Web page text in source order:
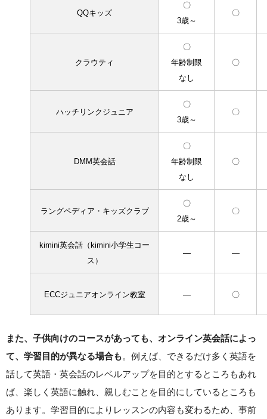
QQキッズ
〇
3歳～
〇
クラウティ
〇
年齢制限
なし
〇
ハッチリンクジュニア
〇
3歳～
〇
DMM英会話
〇
年齢制限
なし
〇
ラングペディア・キッズクラブ
〇
2歳～
〇
kimini英会話（kimini小学生コー
ス）
― ―
ECCジュニアオンライン教室 ― 〇
また、子供向けのコースがあっても、オンライン英会話によっ
て、学習目的が異なる場合も。例えば、できるだけ多く英語を
話して英語・英会話のレベルアップを目的とするところもあれ
ば、楽しく英語に触れ、親しむことを目的にしているところも
あります。学習目的によりレッスンの内容も変わるため、事前